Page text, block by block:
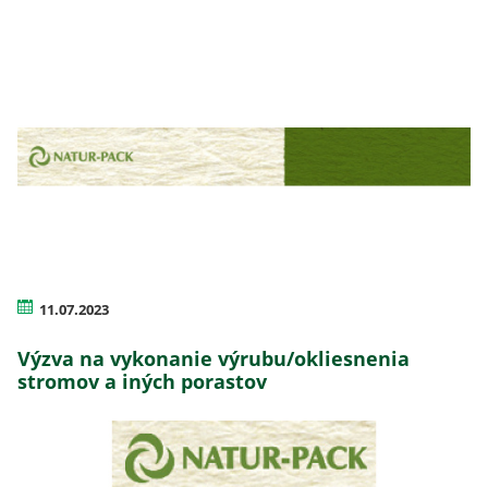
11.07.2023
Výzva na vykonanie výrubu/okliesnenia
stromov a iných porastov